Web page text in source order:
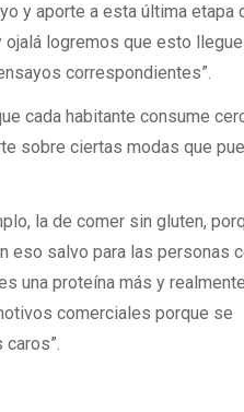
y aporte a esta última etapa
ojalá logremos que esto
correspondientes”.
cada habitante consume
sobre ciertas modas que
la de comer sin gluten,
eso salvo para las personas
una proteína más y
comerciales porque se